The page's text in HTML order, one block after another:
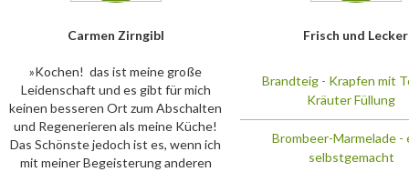
Carmen Zirngibl
»Kochen!  das ist meine große
Leidenschaft und es gibt für mich
keinen besseren Ort zum Abschalten
und Regenerieren als meine Küche!
Das Schönste jedoch ist es, wenn ich
mit meiner Begeisterung anderen
Frisch und Lecker
Brandteig - Krapfen mit
Kräuter Füllung
Brombeer-Marmelade -
selbstgemacht